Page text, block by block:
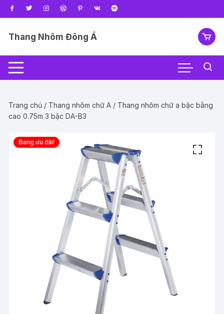
Chuyển
tới
dungThang Nhôm Đông Á
Trang chủ / Thang nhôm chữ A / Thang nhôm chữ a bậc bằng
cao 0.75m 3 bậc DA-B3
Đang ưu đãi!